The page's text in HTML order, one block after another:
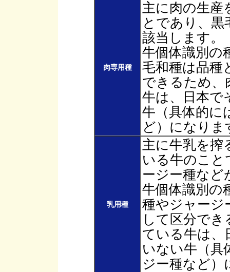
肉専用種
主に肉の生産
とであり、黒
該当します。
牛個体識別の
毛和種は品種
できるため、
牛は、日本で
牛（具体的に
ど）になりま
乳用種
主に牛乳を搾
いる牛のこ
ージー種など
牛個体識別の
種やジャージ
して区分で
ている牛は、
いない牛（具
ジー種など）